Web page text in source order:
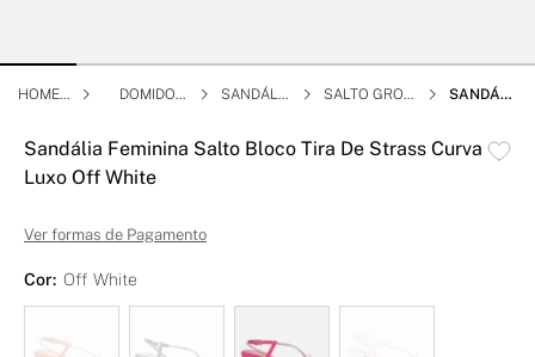
HOME
DOMIDON
SANDÁLI
SALTO GROS
SANDÁLI
NA SALT
O BLOCO
Sandália Feminina Salto Bloco Tira De Strass Curva
Luxo Off White
Ver formas de Pagamento
Cor: Off White